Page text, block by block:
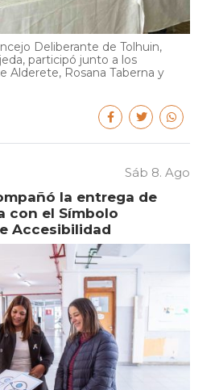
Deliberante de Tolhuin,
participó junto a los
Alderete, Rosana Taberna y
Sáb 8. Ago
la entrega de
con el Símbolo
Accesibilidad